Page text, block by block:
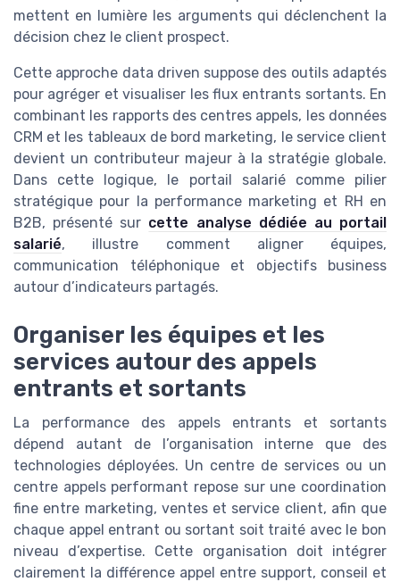
mettent en lumière les arguments qui déclenchent la
décision chez le client prospect.
Cette approche data driven suppose des outils adaptés
pour agréger et visualiser les flux entrants sortants. En
combinant les rapports des centres appels, les données
CRM et les tableaux de bord marketing, le service client
devient un contributeur majeur à la stratégie globale.
Dans cette logique, le portail salarié comme pilier
stratégique pour la performance marketing et RH en
B2B, présenté sur cette analyse dédiée au portail
salarié, illustre comment aligner équipes,
communication téléphonique et objectifs business
autour d’indicateurs partagés.
Organiser les équipes et les
services autour des appels
entrants et sortants
La performance des appels entrants et sortants
dépend autant de l’organisation interne que des
technologies déployées. Un centre de services ou un
centre appels performant repose sur une coordination
fine entre marketing, ventes et service client, afin que
chaque appel entrant ou sortant soit traité avec le bon
niveau d’expertise. Cette organisation doit intégrer
clairement la différence appel entre support, conseil et